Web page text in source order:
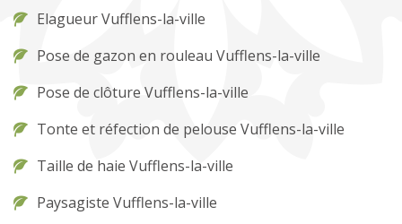
Elagueur Vufflens-la-ville
Pose de gazon en rouleau Vufflens-la-ville
Pose de clôture Vufflens-la-ville
Tonte et réfection de pelouse Vufflens-la-ville
Taille de haie Vufflens-la-ville
Paysagiste Vufflens-la-ville